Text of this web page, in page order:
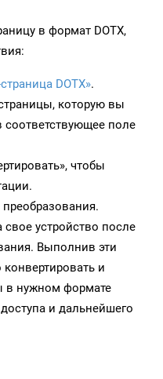
в формат DOTX,
DOTX».
которую вы
соответствующее поле
чтобы
свое устройство после
Выполнив эти
и
в нужном формате
и дальнейшего